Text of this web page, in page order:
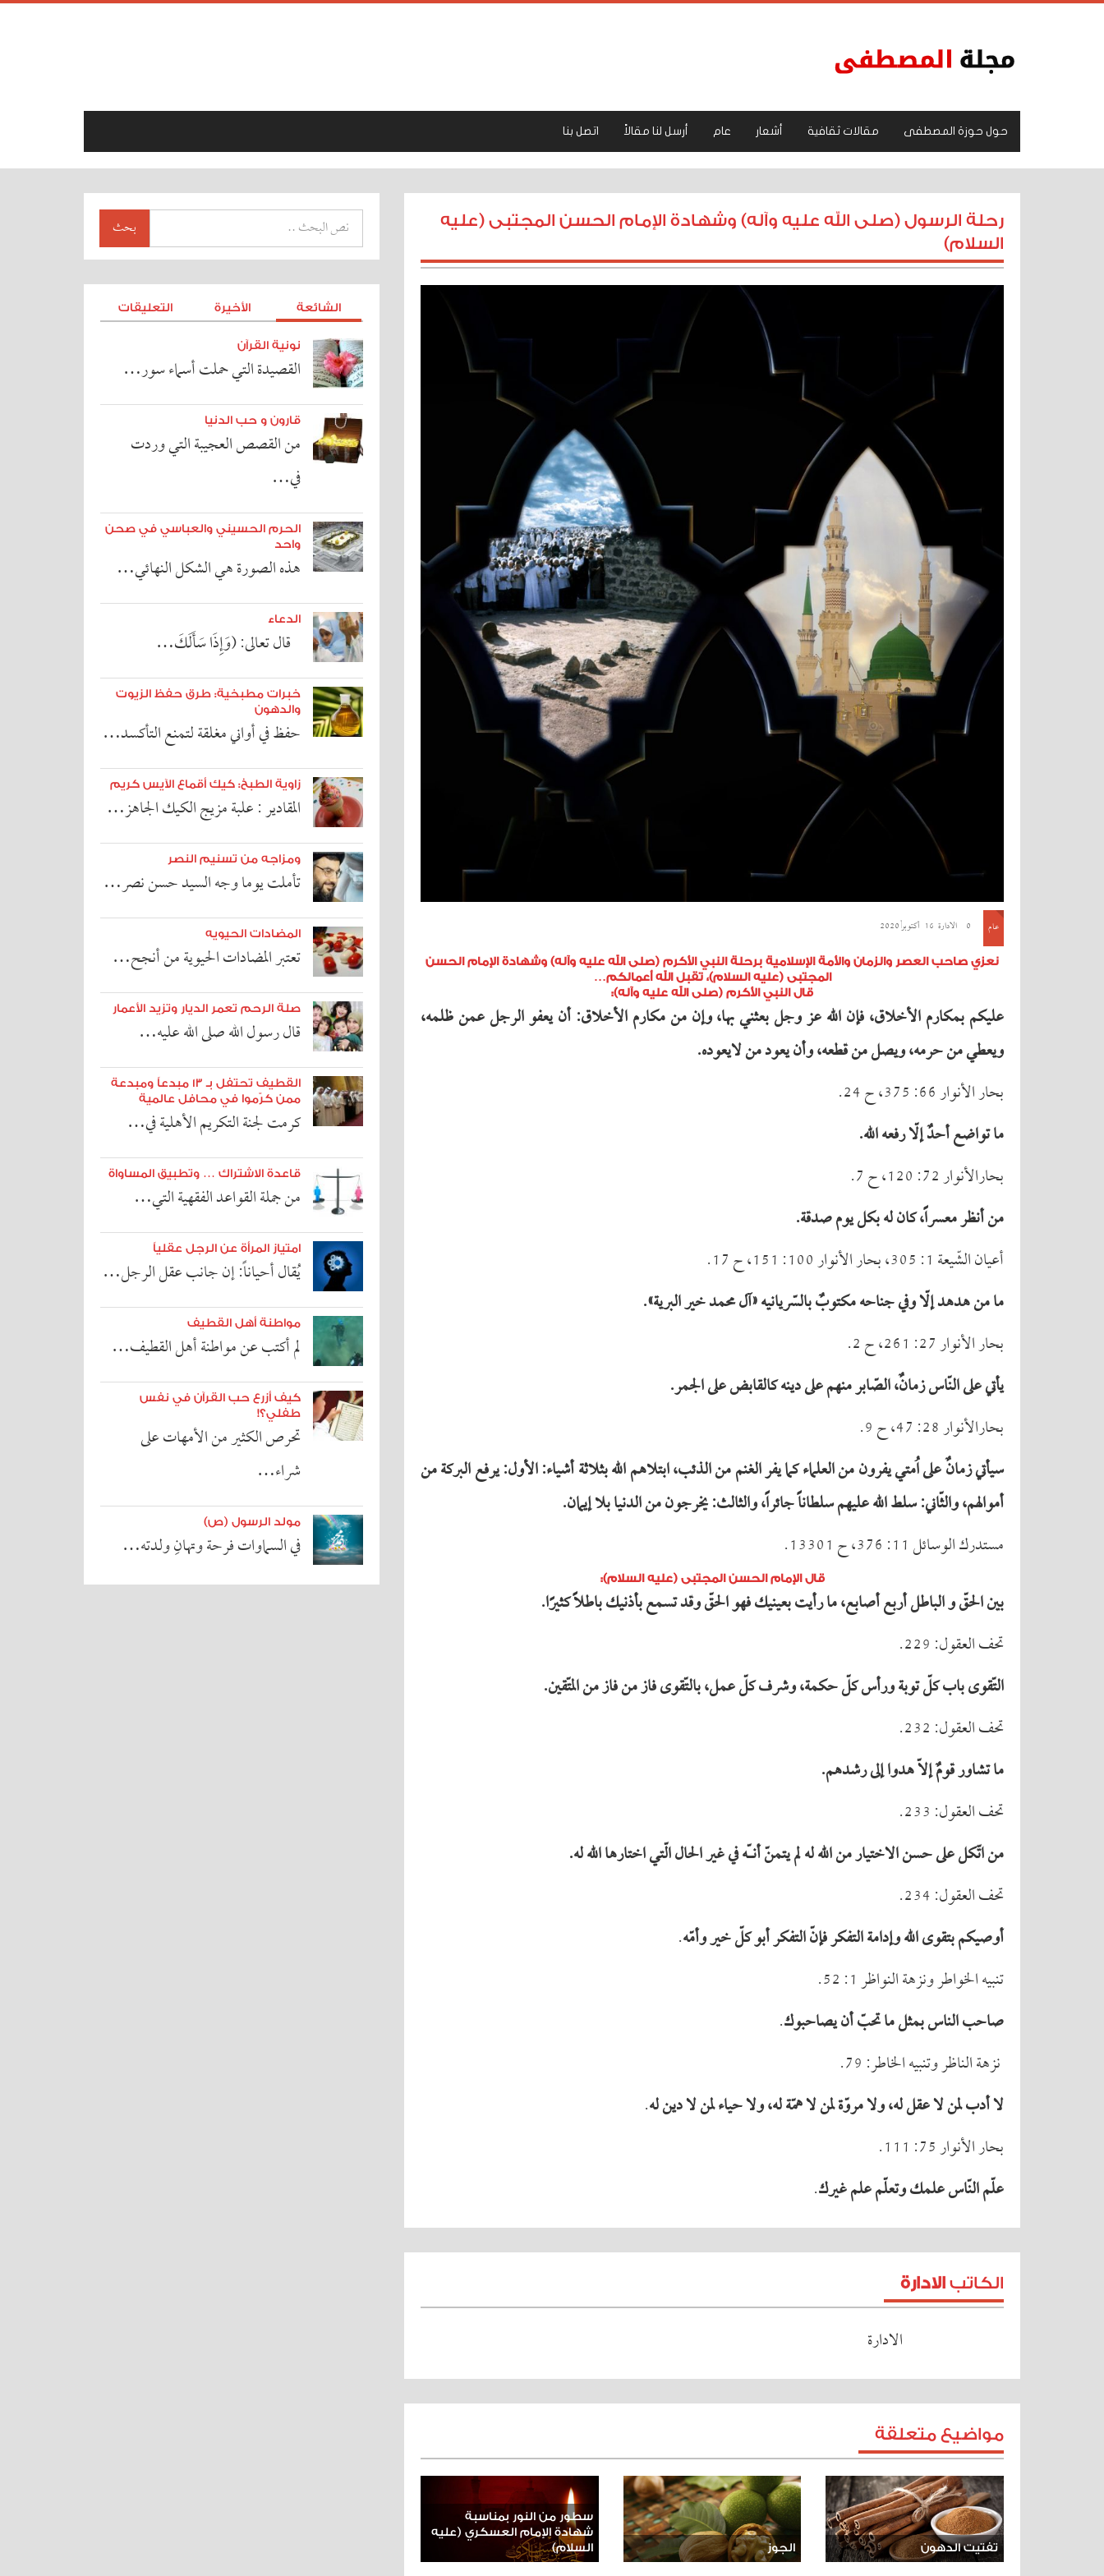
حول حوزة المصطفى مقالات ثقافية أشعار عام أرسل لنا مقالاً اتصل بنا
رحلة الرسول (صلى الله عليه وآله) وشهادة الإمام الحسن المجتبى (عليه
السلام)
عام 0 الادارة 16 أكتوبر, 2020
نعزي صاحب العصر والزمان والأمة الإسلامية برحلة النبي الأكرم (صلى الله عليه وآله) وشهادة الإمام الحسن
المجتبى (عليه السلام)، تقبل الله أعمالكم…
قال النبي الأكرم (صلى الله عليه وآله):
علیكم بمكارم الأخلاق، فإن الله عز وجل بعثني بها، وإن من مكارم الأخلاق: أن یعفو الرجل عمن ظلمه،
ویعطي من حرمه، ویصل من قطعه، وأن یعود من لایعوده.
بحار الأنوار 66: 375، ح 24.
ما تواضع أحدٌ إلّا رفعه الله.
بحارالأنوار 72: 120، ح 7.
من أنظر معسراً، كان له بكل یوم صدقة.
أعیان الشّیعة 1: 305، بحار الأنوار 100: 151، ح 17.
ما من هدهد إلّا وفي جناحه مكتوبٌ بالسّریانیه «آل محمد خیر البریة».
بحار الأنوار 27: 261، ح 2.
یأتي على النّاس زمانٌ، الصّابر منهم على دینه كالقابض على الجمر.
بحارالأنوار 28: 47، ح 9.
سیأتي زمانٌ على اُمتي یفرون من العلماء كما یفر الغنم من الذئب، ابتلاهم الله بثلاثة أشیاء: الأول: یرفع البركة من
أموالهم، والثّاني: سلط الله علیهم سلطاناً جائراً، والثالث: یخرجون من الدنیا بلا إیمان.
مستدرك الوسائل 11: 376، ح 13301.
قال الإمام الحسن المجتبى (عليه السلام):
بین الحقّ و الباطل أربع أصابع، ما رأیت بعینیك فهو الحقّ وقد تسمع بأذنیك باطلاً كثیرًا.
تحف العقول: 229.
التّقوى باب كلّ توبة ورأس كلّ حكمة، وشرف كلّ عمل، بالتّقوى فاز من فاز من المتّقین.
تحف العقول: 232.
ما تشاور قومٌ إلاّ هدوا إلى رشدهم.
تحف العقول: 233.
من اتّكل على حسن الاختیار من الله له لم یتمنّ أنـّه في غیر الحال الّتي اختارها الله له.
تحف العقول: 234.
أوصیكم بتقوى الله وإدامة التفكر فإنّ التفكر أبو كلّ خیر وأمّه.
تنبيه الخواطر ونزهة النواظر 1: 52.
صاحب الناس بمثل ما تحبّ أن یصاحبوك.
نزهة الناظر وتنبيه الخاطر: 79.
لا أدب لمن لا عقل له، ولا مروّة لمن لا همّة له، ولا حیاء لمن لا دین له.
بحار الأنوار 75: 111.
علّم النّاس علمك وتعلّم علم غیرك.
الكاتب الادارة
الادارة
مواضيع متعلقة
تفتيت الدهون الجوز
سطور من النور بمناسبة
شهادة الإمام العسكري (عليه
السلام)
بحث
الشائعة الأخيرة التعليقات
نونية القرآن
القصيدة التي حملت أسماء سور…
قارون و حب الدنيا
من القصص العجيبة التي وردت
في…
الحرم الحسيني والعباسي في صحن
واحد
هذه الصورة هي الشكل النهائي…
الدعاء
قال تعالى: (وَإِذَا سَأَلَكَ…
خبرات مطبخية: طرق حفظ الزيوت
والدهون
حفظ في أواني مغلقة لتمنع التأكسد…
زاوية الطبخ: كيك أقماع الآيس كريم
المقادير : علبة مزيج الكيك الجاهز…
ومزاجه من تسنيم النصر
تأملت يوما وجه السيد حسن نصر…
المضادات الحيويه
تعتبر المضادات الحيوية من أنجح…
صلة الرحم تعمر الديار وتزيد الأعمار
قال رسول الله صلى الله عليه…
القطيف تحتفل بـ ١٣ مبدعاً ومبدعة
ممن كرّموا في محافل عالمية
كرمت لجنة التكريم الأهلية في…
قاعدة الاشتراك … وتطبيق المساواة
من جملة القواعد الفقهية التي…
امتياز المرأة عن الرجل عقلياً
يُقال أحياناً: إن جانب عقل الرجل…
مواطنة أهل القطيف
لم أكتب عن مواطنة أهل القطيف…
كيف أزرع حب القرآن في نفس
طفلي؟!
تحرص الكثير من الأمهات على
شراء…
مولد الرسول (ص)
في السماوات فرحة وتهانِ ولدته…